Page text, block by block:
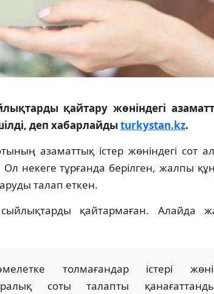
қайтару жөніндегі
деп хабарлайдыturkystan.kz.
азаматтық істер жөніндегі сот
некеге тұрғанда берілген, жалпы
талап еткен.
қайтармаған. Алайда
толмағандар істері
соты талапты